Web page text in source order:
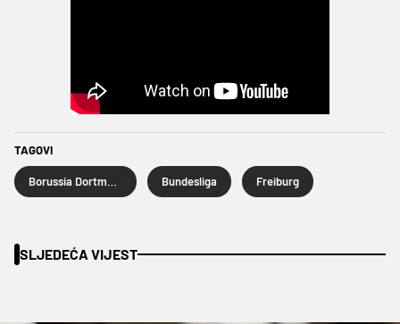
TAGOVI
Bundesliga Freiburg
SLJEDEĆA VIJEST